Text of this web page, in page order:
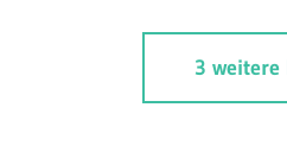
3 weitere